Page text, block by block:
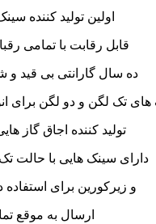
اولین تولید کننده
قابل رقابت با تمامی
ده سال گارانتی بی
تک لگن و دو لگن برای
تولید کننده اجاق گاز
دارای سینک هایی با حالت
و زیرکورین برای
ارسال به موقع